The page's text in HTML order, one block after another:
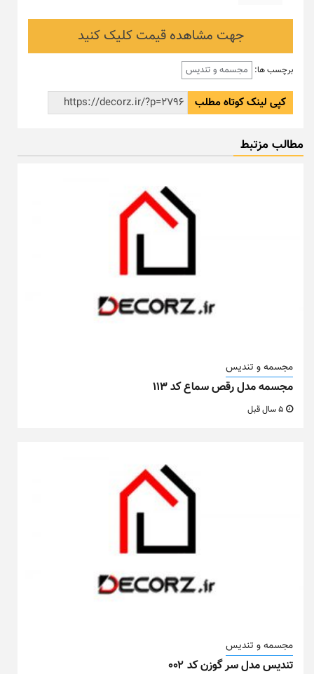
جهت مشاهده قیمت کلیک کنید
برچسب ها: مجسمه و تندیس
کپی لینک کوتاه مطلب
مطالب مزتبط
مجسمه و تندیس
مجسمه مدل رقص سماع کد ۱۱۳
مجسمه و تندیس
تندیس مدل سر گوزن کد ۰۰۲